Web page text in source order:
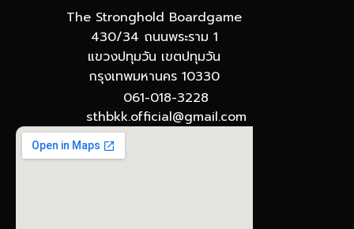
The Stronghold Boardgame
430/34 ถนนพระราม 1
แขวงปทุมวัน เขตปทุมวัน
กรุงเทพมหานคร 10330
061-018-3228
sthbkk.official@gmail.com